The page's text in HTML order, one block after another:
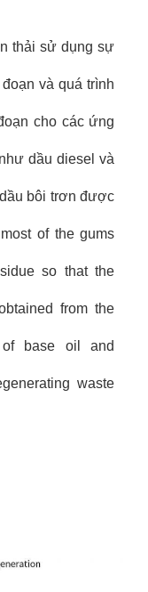
thải sử dụng sự
và quá trình
cho các ứng
dầu diesel và
bôi trơn được
of the gums
so that the
from the
of base oil and
waste